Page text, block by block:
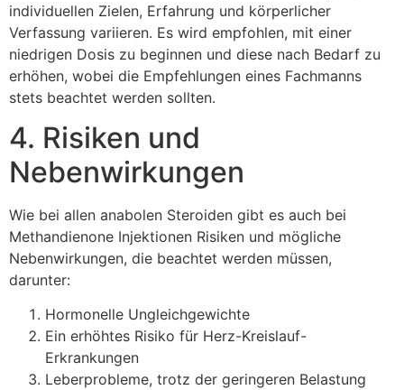
individuellen Zielen, Erfahrung und körperlicher
Verfassung variieren. Es wird empfohlen, mit einer
niedrigen Dosis zu beginnen und diese nach Bedarf zu
erhöhen, wobei die Empfehlungen eines Fachmanns
stets beachtet werden sollten.
4. Risiken und
Nebenwirkungen
Wie bei allen anabolen Steroiden gibt es auch bei
Methandienone Injektionen Risiken und mögliche
Nebenwirkungen, die beachtet werden müssen,
darunter:
Hormonelle Ungleichgewichte
Ein erhöhtes Risiko für Herz-Kreislauf-
Erkrankungen
Leberprobleme, trotz der geringeren Belastung